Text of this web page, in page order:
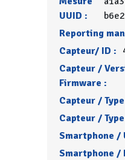
UUID :
Reporting
Capteur/ ID :
Capteur /
Firmware :
Capteur /
Capteur /
Smartphone /
Smartphone /